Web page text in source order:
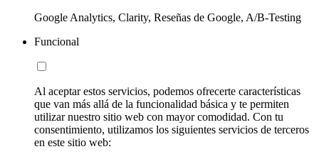
Google Analytics, Clarity, Reseñas de Google, A/B-Testing
Funcional
Al aceptar estos servicios, podemos ofrecerte características
que van más allá de la funcionalidad básica y te permiten
utilizar nuestro sitio web con mayor comodidad. Con tu
consentimiento, utilizamos los siguientes servicios de terceros
en este sitio web: